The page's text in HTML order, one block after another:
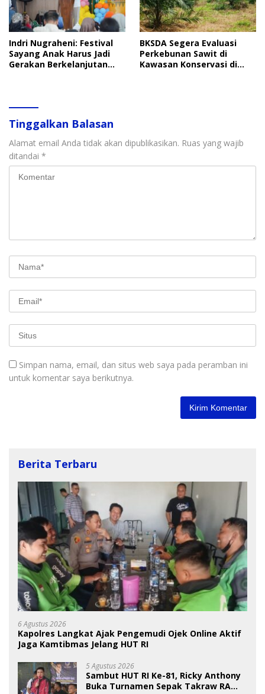
Indri Nugraheni: Festival
Sayang Anak Harus Jadi
Gerakan Berkelanjutan
BKSDA Segera Evaluasi
Perkebunan Sawit di
Kawasan Konservasi di
Tinggalkan Balasan
Alamat email Anda tidak akan dipublikasikan. Ruas yang wajib
ditandai *
Simpan nama, email, dan situs web saya pada peramban ini
untuk komentar saya berikutnya.
Berita Terbaru
6 Agustus 2026
Kapolres Langkat Ajak Pengemudi Ojek Online Aktif
Jaga Kamtibmas Jelang HUT RI
5 Agustus 2026
Sambut HUT RI Ke-81, Ricky Anthony
Buka Turnamen Sepak Takraw RA